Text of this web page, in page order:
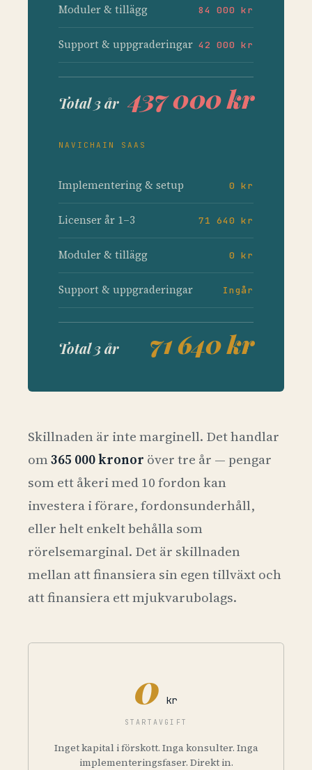
Moduler & tillägg 84 000 kr
Support & uppgraderingar 42 000 kr
Total 3 år 437 000 kr
NAVICHAIN SAAS
Implementering & setup 0 kr
Licenser år 1–3 71 640 kr
Moduler & tillägg 0 kr
Support & uppgraderingar Ingår
Total 3 år 71 640 kr
Skillnaden är inte marginell. Det handlar
om365 000 kronor över tre år — pengar
som ett åkeri med 10 fordon kan
investera i förare, fordonsunderhåll,
eller helt enkelt behålla som
rörelsemarginal. Det är skillnaden
mellan att finansiera sin egen tillväxt och
att finansiera ett mjukvarubolags.
0 kr
STARTAVGIFT
Inget kapital i förskott. Inga konsulter. Inga
implementeringsfaser. Direkt in.